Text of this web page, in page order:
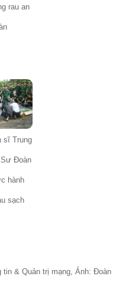
rau an
sĩ Trung
Đoàn
hành
sạch
tin & Quản trị mạng, Ảnh: Đoàn